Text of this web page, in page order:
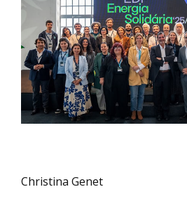
Christina Genet